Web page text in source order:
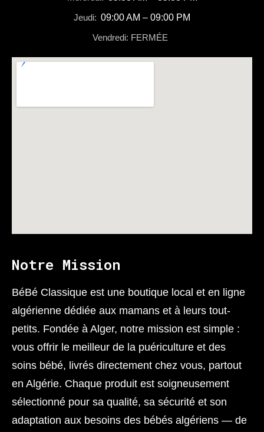
Jeudi: 09:00 AM – 09:00 PM
Vendredi: FERMÉE
Notre Mission
BéBé Classique est une boutique local et en ligne
algérienne dédiée aux mamans et à leurs tout-
petits. Fondée à Alger, notre mission est simple :
vous offrir le meilleur de la puériculture et des
soins bébé, livrés directement chez vous, partout
en Algérie. Chaque produit est soigneusement
sélectionné pour sa qualité, sa sécurité et son
adaptation aux besoins des bébés algériens — de